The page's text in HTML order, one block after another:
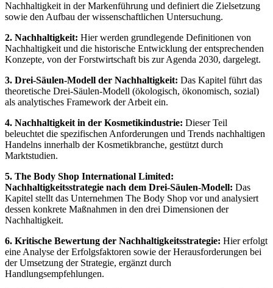
Nachhaltigkeit in der Markenführung und definiert die Zielsetzung
sowie den Aufbau der wissenschaftlichen Untersuchung.
2. Nachhaltigkeit: Hier werden grundlegende Definitionen von
Nachhaltigkeit und die historische Entwicklung der entsprechenden
Konzepte, von der Forstwirtschaft bis zur Agenda 2030, dargelegt.
3. Drei-Säulen-Modell der Nachhaltigkeit: Das Kapitel führt das
theoretische Drei-Säulen-Modell (ökologisch, ökonomisch, sozial)
als analytisches Framework der Arbeit ein.
4. Nachhaltigkeit in der Kosmetikindustrie: Dieser Teil
beleuchtet die spezifischen Anforderungen und Trends nachhaltigen
Handelns innerhalb der Kosmetikbranche, gestützt durch
Marktstudien.
5. The Body Shop International Limited:
Nachhaltigkeitsstrategie nach dem Drei-Säulen-Modell: Das
Kapitel stellt das Unternehmen The Body Shop vor und analysiert
dessen konkrete Maßnahmen in den drei Dimensionen der
Nachhaltigkeit.
6. Kritische Bewertung der Nachhaltigkeitsstrategie: Hier erfolgt
eine Analyse der Erfolgsfaktoren sowie der Herausforderungen bei
der Umsetzung der Strategie, ergänzt durch
Handlungsempfehlungen.